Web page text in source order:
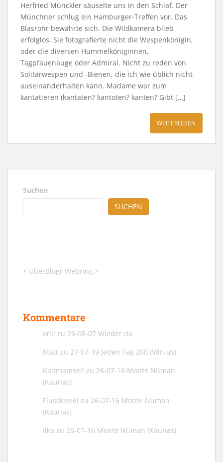
Herfried Münckler säuselte uns in den Schlaf. Der
Münchner schlug ein Hamburger-Treffen vor. Das
Blasrohr bewährte sich. Die Wildkamera blieb
erfolglos. Sie fotografierte nicht die Wespenkönigin,
oder die diversen Hummelköniginnen,
Tagpfauenauge oder Admiral. Nicht zu reden von
Solitärwespen und -Bienen, die ich wie üblich nicht
auseinanderhalten kann. Madame war zum
kantatieren (kantaten? kantoten? kanten? Gibt […]
WEITERLESEN
Suchen
SUCHEN
< UberBlogr Webring >
Kommentare
onli zu 26-08-07 Wieder da
Matt zu 27-07-19 Jeden Tag 200 (Vilnius)
Kaltmamsell zu 26-07-16 Monte Nüman
(Kaunas)
Flusskiesel zu 26-07-16 Monte Nüman
(Kaunas)
Ilka zu 26-07-16 Monte Nüman (Kaunas)